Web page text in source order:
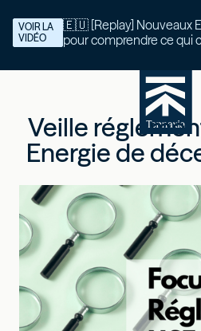
🇪🇺 [Replay] Nouveaux ESRS : 30
pour comprendre ce qui
VOIR LA
VIDÉO
Veille
Energie de